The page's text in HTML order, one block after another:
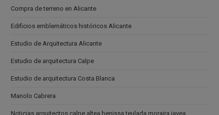
Compra de terreno en Alicante
Edificios emblemáticos históricos Alicante
Estudio de Arquitectura Alicante
Estudio de arquitectura Calpe
Estudio de arquitectura Costa Blanca
Manolo Cabrera
Noticias arquitectos calpe altea benissa teulada moraira javea